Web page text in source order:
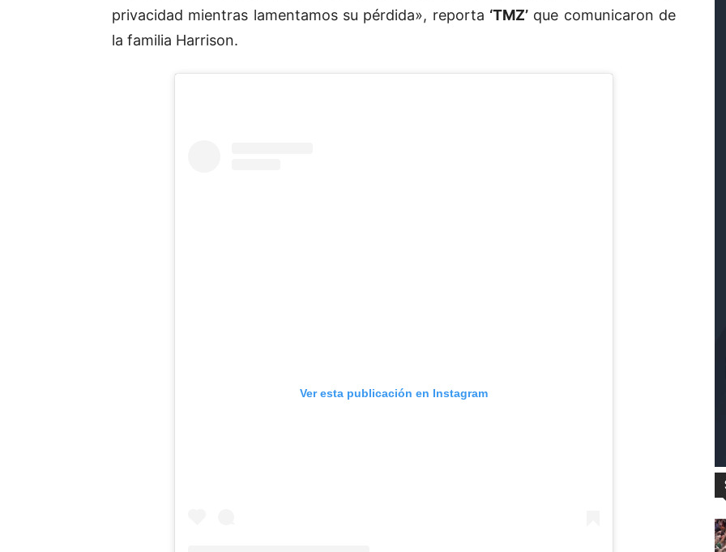
privacidad mientras lamentamos su pérdida», reporta ‘TMZ’ que comunicaron de
la familia Harrison.
Ver esta publicación en Instagram